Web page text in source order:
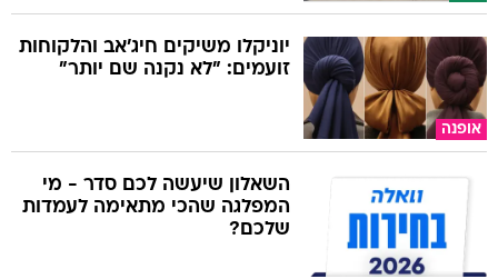
אופנה
יוניקלו משיקים חיג'אב והלקוחות
זועמים: "לא נקנה שם יותר"
השאלון שיעשה לכם סדר - מי
המפלגה שהכי מתאימה לעמדות
שלכם?